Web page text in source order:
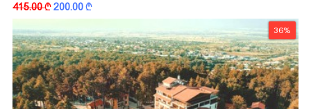
415.00k200.00k
36%